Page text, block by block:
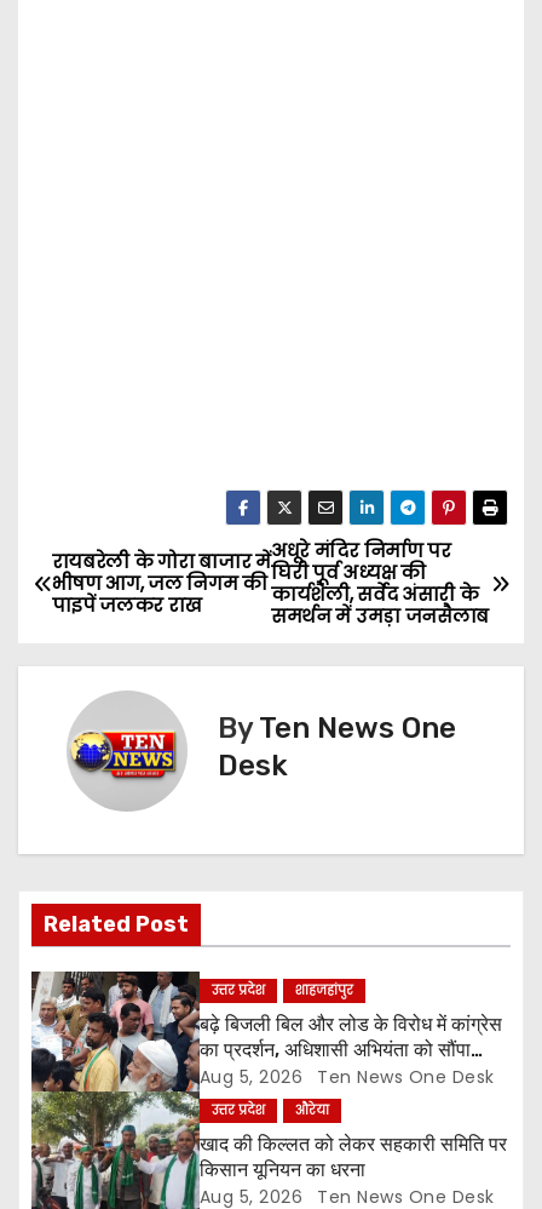
P
o
s
g
a
t
i
o
अधूरे मंदिर निर्माण पर
घिरी पूर्व अध्यक्ष की
कार्यशैली, सर्वेद अंसारी के
समर्थन में उमड़ा जनसैलाब
रायबरेली के गोरा बाजार में
भीषण आग, जल निगम की
पाइपें जलकर राख
ByTen News One
Desk
Related Post
उत्तर प्रदेश शाहजहांपुर
बढ़े बिजली बिल और लोड के विरोध में कांग्रेस
का प्रदर्शन, अधिशासी अभियंता को सौंपा
ज्ञापन
Aug 5, 2026 Ten News One Desk
उत्तर प्रदेश औरेया
खाद की किल्लत को लेकर सहकारी समिति पर
किसान यूनियन का धरना
Aug 5, 2026 Ten News One Desk